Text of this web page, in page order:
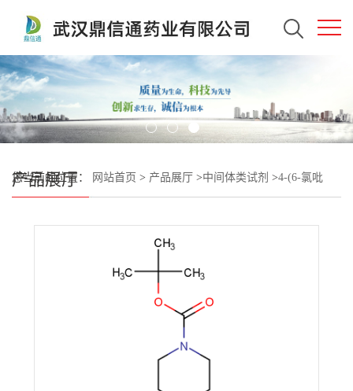
产品展厅
您当前的位置： 网站首页 > 产品展厅 >中间体类试剂 >4-(6-氯吡